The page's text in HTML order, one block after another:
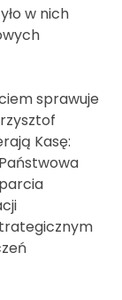
w nich
sprawuje
Kasę: